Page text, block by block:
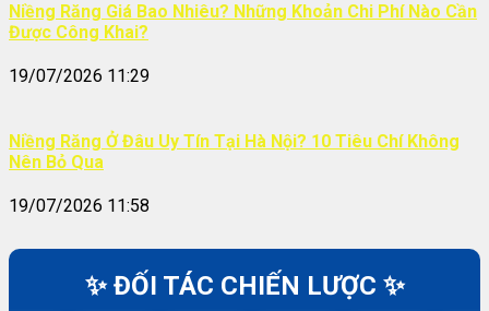
Niềng Răng Giá Bao Nhiêu? Những Khoản Chi Phí Nào Cần
Được Công Khai?
19/07/2026 11:29
Niềng Răng Ở Đâu Uy Tín Tại Hà Nội? 10 Tiêu Chí Không
Nên Bỏ Qua
19/07/2026 11:58
✨ ĐỐI TÁC CHIẾN LƯỢC ✨